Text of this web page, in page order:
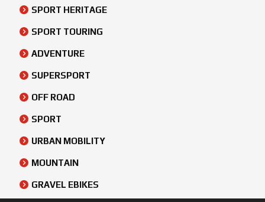
SPORT HERITAGE
SPORT TOURING
ADVENTURE
SUPERSPORT
OFF ROAD
SPORT
URBAN MOBILITY
MOUNTAIN
GRAVEL EBIKES